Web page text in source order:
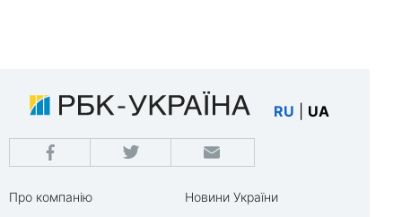
RU UA
Про компанію
Новини України